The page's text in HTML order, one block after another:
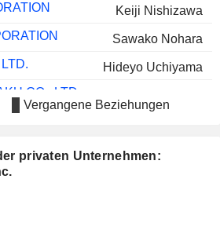
Keiji Nishizawa
Sawako Nohara
Hideyo Uchiyama
CO., LTD.
Vergangene Beziehungen
privaten Unternehmen: